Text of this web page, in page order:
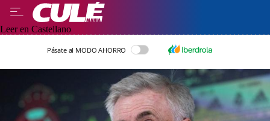
Leer en Castellano
Pásate al MODO AHORRO